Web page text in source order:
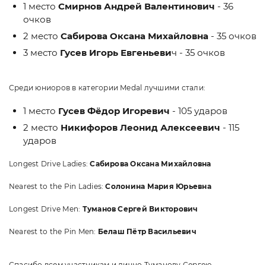
1 место Смирнов Андрей Валентинович - 36
очков
2 место Сабирова Оксана Михайловна - 35 очков
3 место Гусев Игорь Евгеньевич - 35 очков
Среди юниоров в категории Medal лучшими стали:
1 место Гусев Фёдор Игоревич - 105 ударов
2 место Никифоров Леонид Алексеевич - 115
ударов
Longest Drive Ladies:Сабирова Оксана Михайловна
Nearest to the Pin Ladies:Солонина Мария Юрьевна
Longest Drive Men: Туманов Сергей Викторович
Nearest to the Pin Men: Белаш Пётр Васильевич